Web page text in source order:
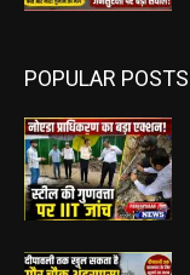
POPULAR POSTS